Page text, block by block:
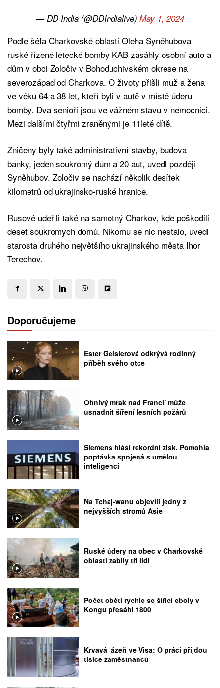
— DD India (@DDIndialive) May 1, 2024
Podle šéfa Charkovské oblasti Oleha Syněhubova
ruské řízené letecké bomby KAB zasáhly osobní auto a
dům v obci Zoločiv v Bohoduchivském okrese na
severozápad od Charkova. O životy přišli muž a žena
ve věku 64 a 38 let, kteří byli v autě v místě úderu
bomby. Dva senioři jsou ve vážném stavu v nemocnici.
Mezi dalšími čtyřmi zraněnými je 11leté dítě.
Zničeny byly také administrativní stavby, budova
banky, jeden soukromý dům a 20 aut, uvedl později
Syněhubov. Zoločiv se nachází několik desítek
kilometrů od ukrajinsko-ruské hranice.
Rusové udeřili také na samotný Charkov, kde poškodili
deset soukromých domů. Nikomu se nic nestalo, uvedl
starosta druhého největšího ukrajinského města Ihor
Terechov.
Doporučujeme
Ester Geislerová odkrývá rodinný
příběh svého otce
Ohnivý mrak nad Francií může
usnadnit šíření lesních požárů
Siemens hlásí rekordní zisk. Pomohla
poptávka spojená s umělou
inteligencí
Na Tchaj-wanu objevili jedny z
nejvyšších stromů Asie
Ruské údery na obec v Charkovské
oblasti zabily tři lidi
Počet obětí rychle se šířící eboly v
Kongu přesáhl 1800
Krvavá lázeň ve Visa: O práci přijdou
tisíce zaměstnanců